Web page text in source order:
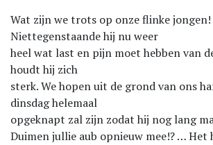
Wat zijn we trots op onze flinke jongen!
Niettegenstaande hij nu weer
heel wat last en pijn moet hebben van
houdt hij zich
sterk. We hopen uit de grond van ons
dinsdag helemaal
opgeknapt zal zijn zodat hij nog lang
Duimen jullie aub opnieuw mee!? … Het